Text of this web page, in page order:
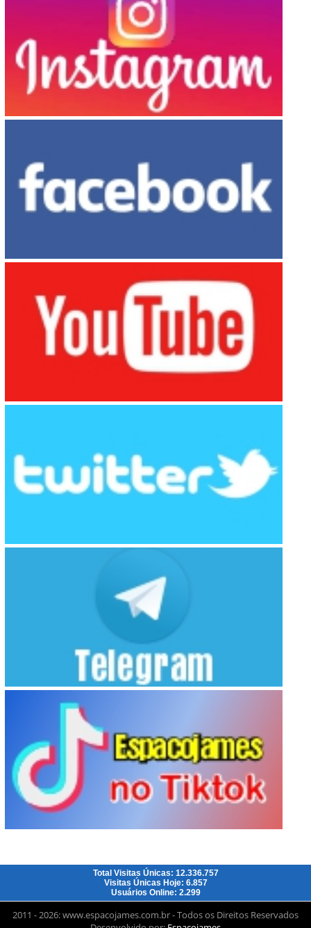
Total Visitas Únicas: 12.336.757
Visitas Únicas Hoje: 6.857
Usuários Online: 2.299
2011 - 2026: www.espacojames.com.br - Todos os Direitos Reservados